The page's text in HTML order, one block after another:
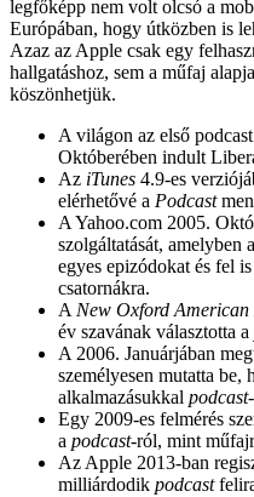
legfőképp nem volt olcsó a
Európában, hogy útközben is
Azaz az Apple csak egy
hallgatáshoz, sem a műfaj
köszönhetjük.
A világon az első
Októberében indult
Az iTunes 4.9-es
elérhetővé a Podcast
A Yahoo.com 2005.
szolgáltatását, amelyben
egyes epizódokat és fel
csatornákra.
A New Oxford
év szavának választotta a
A 2006. Januárjában
személyesen mutatta be,
alkalmazásukkal podcast
Egy 2009-es felmérés
a podcast-ról, mint
Az Apple 2013-ban
milliárdodik podcast